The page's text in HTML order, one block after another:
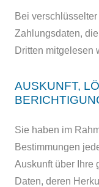
Bei
Zahlungsdaten,
Dritten mitgelesen
AUSKUNFT,
Sie haben im
Bestimmungen
Auskunft über Ihre
Daten, deren